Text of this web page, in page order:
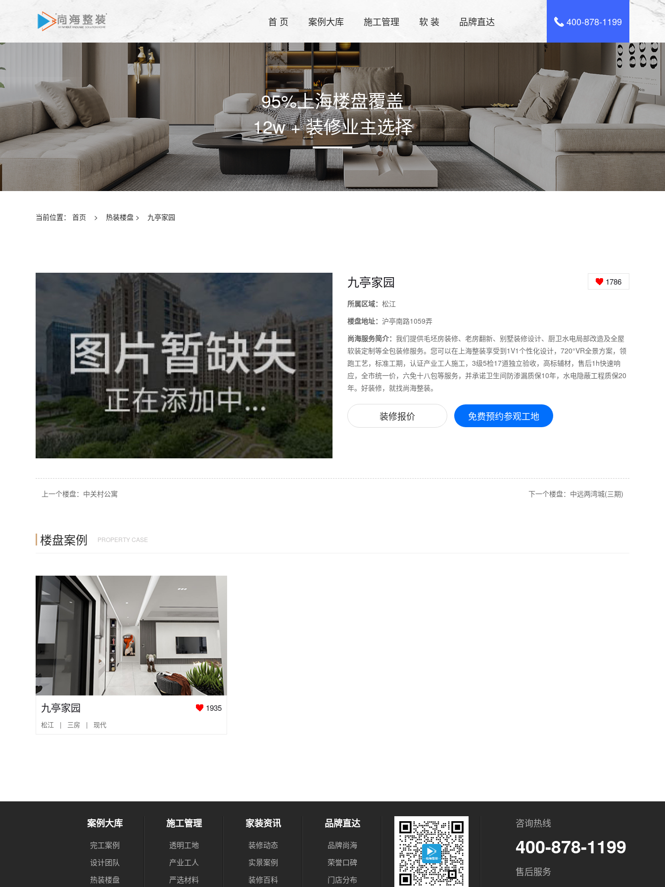
首 页 案例大库 施工管理 软 装 品牌直达 400-878-1199
95%上海楼盘覆盖
12w + 装修业主选择
当前位置： 首页 > 热装楼盘 > 九亭家园
九亭家园 1786
所属区域： 松江
楼盘地址： 沪亭南路1059弄
尚海服务简介： 我们提供毛坯房装修、老房翻新、别墅装修设计、厨卫水电局部改造及全屋
软装定制等全包装修服务。您可以在上海整装享受到1V1个性化设计，720°VR全景方案，领
跑工艺，标准工期，认证产业工人施工，3级5检17道独立验收，高标辅材，售后1h快速响
应，全市统一价，六免十八包等服务，并承诺卫生间防渗漏质保10年，水电隐蔽工程质保20
年。好装修，就找尚海整装。
装修报价 免费预约参观工地
上一个楼盘：中关村公寓 下一个楼盘：中远两湾城(三期)
楼盘案例 PROPERTY CASE
九亭家园 1935
松江 | 三房 | 现代
案例大库
完工案例
设计团队
热装楼盘
施工管理
透明工地
产业工人
严选材料
家装资讯
装修动态
实景案例
装修百科
品牌直达
品牌尚海
荣誉口碑
门店分布
咨询热线
400-878-1199
售后服务